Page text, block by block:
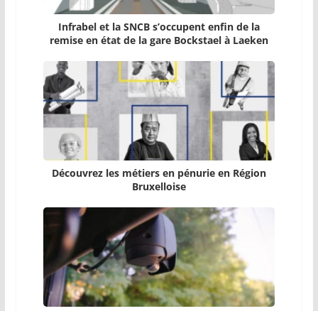
Infrabel et la SNCB s’occupent enfin de la
remise en état de la gare Bockstael à Laeken
Découvrez les métiers en pénurie en Région
Bruxelloise